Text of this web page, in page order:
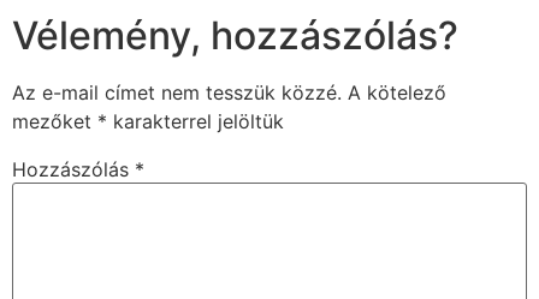
Vélemény, hozzászólás?
Az e-mail címet nem tesszük közzé. A kötelező
mezőket * karakterrel jelöltük
Hozzászólás *